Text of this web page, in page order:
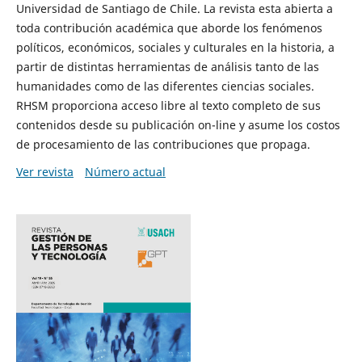
Universidad de Santiago de Chile. La revista esta abierta a
toda contribución académica que aborde los fenómenos
políticos, económicos, sociales y culturales en la historia, a
partir de distintas herramientas de análisis tanto de las
humanidades como de las diferentes ciencias sociales.
RHSM proporciona acceso libre al texto completo de sus
contenidos desde su publicación on-line y asume los costos
de procesamiento de las contribuciones que propaga.
Ver revista
Número actual